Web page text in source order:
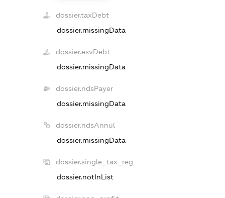
dossier.taxDebt
dossier.missingData
dossier.esvDebt
dossier.missingData
dossier.ndsPayer
dossier.missingData
dossier.ndsAnnul
dossier.missingData
dossier.single_tax_reg
dossier.notInList